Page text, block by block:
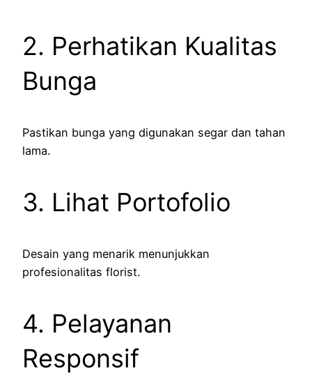
2. Perhatikan Kualitas
Bunga
Pastikan bunga yang digunakan segar dan tahan
lama.
3. Lihat Portofolio
Desain yang menarik menunjukkan
profesionalitas florist.
4. Pelayanan
Responsif